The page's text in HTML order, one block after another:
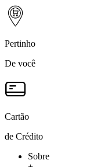
Pertinho
De você
Cartão
de Crédito
Sobre